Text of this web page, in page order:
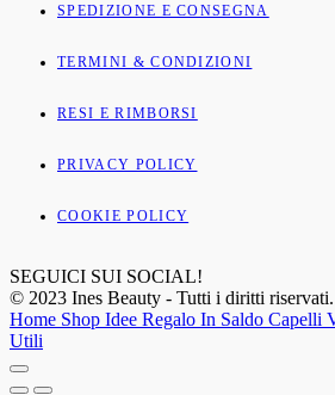
SPEDIZIONE E CONSEGNA
TERMINI & CONDIZIONI
RESI E RIMBORSI
PRIVACY POLICY
COOKIE POLICY
SEGUICI SUI SOCIAL!
© 2023 Ines Beauty - Tutti i diritti riservati.
Home Shop Idee Regalo In Saldo Capelli
Utili